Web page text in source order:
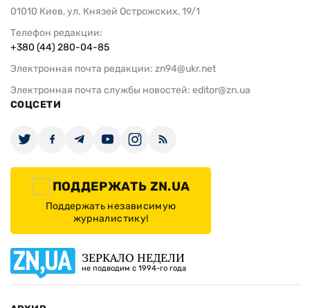
01010 Киев, ул. Князей Острожских, 19/1
Телефон редакции:
+380 (44) 280-04-85
Электронная почта редакции: zn94@ukr.net
Электронная почта службы новостей: editor@zn.ua
СОЦСЕТИ
ПОДДЕРЖАТЬ ZN.UA
Поддержать независимую
журналистику!
ЗЕРКАЛО НЕДЕЛИ
не подводим с 1994-го года